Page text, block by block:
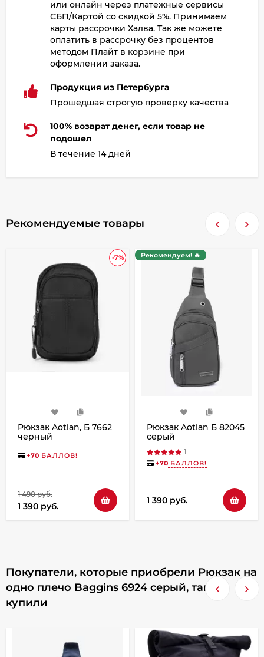
или онлайн через платежные сервисы
СБП/Картой со скидкой 5%. Принимаем
карты рассрочки Халва. Так же можете
оплатить в рассрочку без процентов
методом Плайт в корзине при
оформлении заказа.
Продукция из Петербурга
Прошедшая строгую проверку качества
100% возврат денег, если товар не
подошел
В течение 14 дней
Рекомендуемые товары
-7%
Рюкзак Aotian, Б 7662
черный
+70 БАЛЛОВ!
1 490 руб.
1 390 руб.
Рекомендуем! 🔥
Рюкзак Aotian Б 82045
серый
1
+70 БАЛЛОВ!
1 390 руб.
Покупатели, которые приобрели Рюкзак на
одно плечо Baggins 6924 серый, также
купили